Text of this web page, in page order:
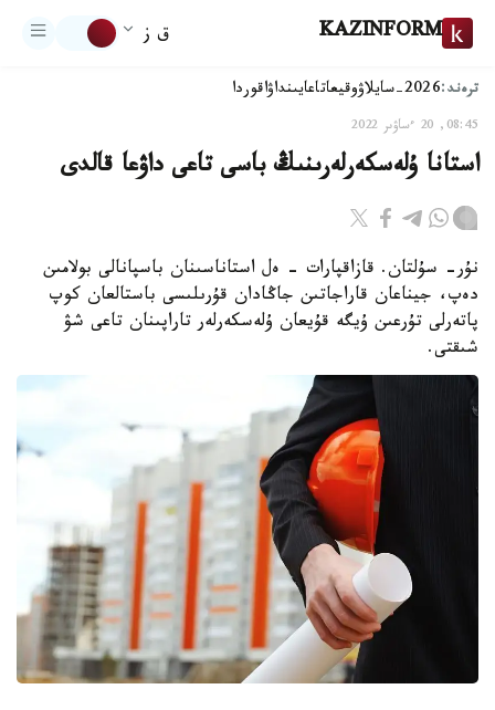
KAZINFORM ق ز
ترەند:2026-سايلاۋ وقيعاتاعايىنداۋاقوردا
08:45, 20 ءساۋىر 2022
استانا ۇلەسكەرلەرىنىڭ باسى تاعى داۋعا قالدى
نۇر- سۇلتان. قازاقپارات - ەل استاناسىنان باسپانالى بولامىن
دەپ، جيناعان قاراجاتىن جاڭادان قۇرىلىسى باستالعان كوپ
پاتەرلى تۇرعىن ۇيگە قۇيعان ۇلەسكەرلەر تاراپىنان تاعى شۋ
شىقتى.